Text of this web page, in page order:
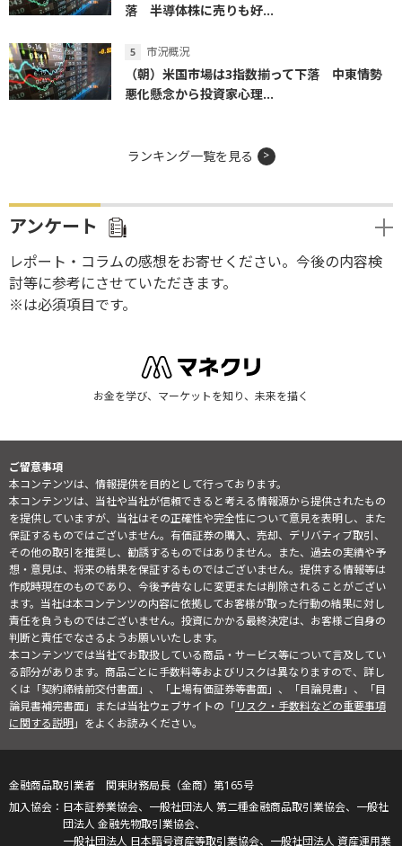
落 半導体株に売りも好...
市況概況
（朝）米国市場は3指数揃って下落 中東情勢
悪化懸念から投資家心理...
ランキング一覧を見る
アンケート
レポート・コラムの感想をお寄せください。今後の内容検
討等に参考にさせていただきます。
※は必須項目です。
お金を学び、マーケットを知り、未来を描く
ご留意事項
本コンテンツは、情報提供を目的として行っております。
本コンテンツは、当社や当社が信頼できると考える情報源から提供されたもの
を提供していますが、当社はその正確性や完全性について意見を表明し、また
保証するものではございません。有価証券の購入、売却、デリバティブ取引、
その他の取引を推奨し、勧誘するものではありません。また、過去の実績や予
想・意見は、将来の結果を保証するものではございません。提供する情報等は
作成時現在のものであり、今後予告なしに変更または削除されることがござい
ます。当社は本コンテンツの内容に依拠してお客様が取った行動の結果に対し
責任を負うものではございません。投資にかかる最終決定は、お客様ご自身の
判断と責任でなさるようお願いいたします。
本コンテンツでは当社でお取扱している商品・サービス等について言及してい
る部分があります。商品ごとに手数料等およびリスクは異なりますので、詳し
くは「契約締結前交付書面」、「上場有価証券等書面」、「目論見書」、「目
論見書補完書面」または当社ウェブサイトの「リスク・手数料などの重要事項
に関する説明」をよくお読みください。
金融商品取引業者 関東財務局長（金商）第165号
日本証券業協会、一般社団法人 第二種金融商品取引業協会、一般社
団法人 金融先物取引業協会、
一般社団法人 日本暗号資産等取引業協会、一般社団法人 資産運用業